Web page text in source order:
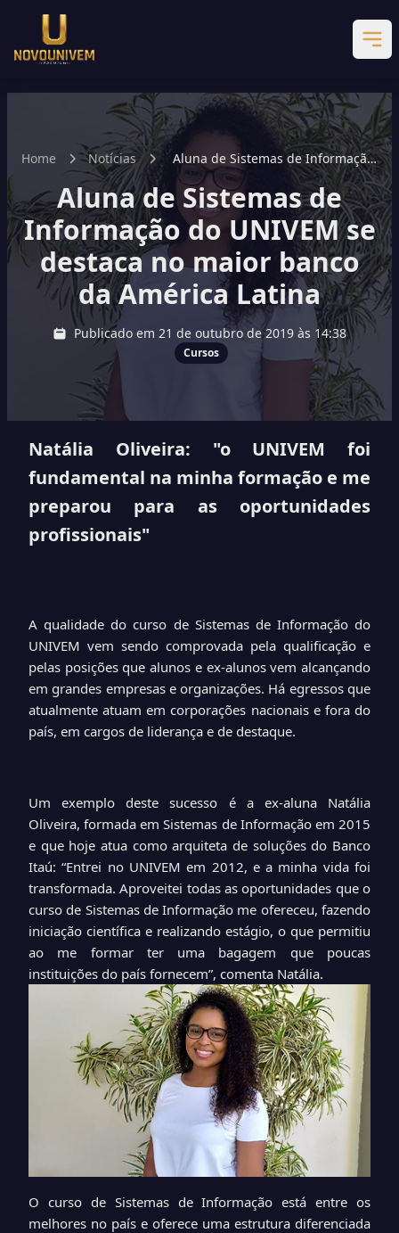
Home Notícias
Aluna de Sistemas de Informação
do UNIVEM se destaca no maior
banco da América Latina
Aluna de Sistemas de
Informação do UNIVEM se
destaca no maior banco
da América Latina
Publicado em 21 de outubro de 2019 às 14:38
Cursos
Natália Oliveira: "o UNIVEM foi
fundamental na minha formação e me
preparou para as oportunidades
profissionais"
A qualidade do curso de Sistemas de Informação do
UNIVEM vem sendo comprovada pela qualificação e
pelas posições que alunos e ex-alunos vem alcançando
em grandes empresas e organizações. Há egressos que
atualmente atuam em corporações nacionais e fora do
país, em cargos de liderança e de destaque.
Um exemplo deste sucesso é a ex-aluna Natália
Oliveira, formada em Sistemas de Informação em 2015
e que hoje atua como arquiteta de soluções do Banco
Itaú: “Entrei no UNIVEM em 2012, e a minha vida foi
transformada. Aproveitei todas as oportunidades que o
curso de Sistemas de Informação me ofereceu, fazendo
iniciação científica e realizando estágio, o que permitiu
ao me formar ter uma bagagem que poucas
instituições do país fornecem”, comenta Natália.
O curso de Sistemas de Informação está entre os
melhores no país e oferece uma estrutura diferenciada